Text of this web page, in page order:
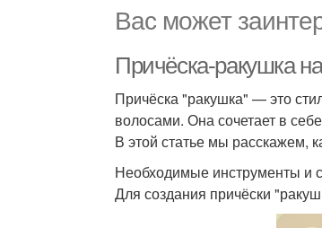
Вас может
Причёска-ракушка
Причёска "ракушка" — это
волосами. Она сочетает в
В этой статье мы расскажем,
Необходимые инструменты и
Для создания причёски